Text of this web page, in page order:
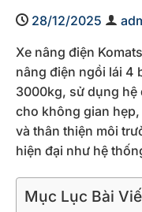
28/12/2025
Xe nâng điện
nâng điện ngồi lái 4
3000kg, sử dụng hệ
cho không gian
và thân thiện môi
hiện đại như hệ
Mục Lục Bài